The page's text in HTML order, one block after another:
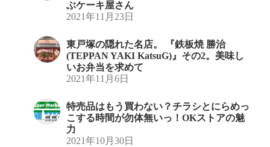
ぶケーキ屋さん
2021年11月23日
東戸塚の隠れた名店。 『鉄板焼 勝治
(TEPPAN YAKI KatsuG)』その2。美味し
いお弁当を求めて
2021年11月6日
特売品はもう買わない？チラシとにらめっ
こする時間が勿体無いっ！OKストアの魅
力
2021年10月30日